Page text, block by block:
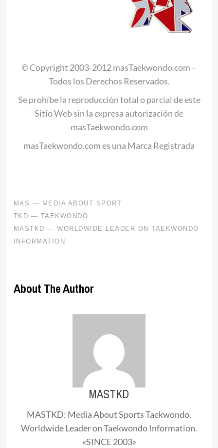
© Copyright 2003-2012 masTaekwondo.com –
Todos los Derechos Reservados.
Se prohíbe la reproducción total o parcial de este
Sitio Web sin la expresa autorización de
masTaekwondo.com
masTaekwondo.com es una Marca Registrada
About The Author
MASTKD
MASTKD: Media About Sports Taekwondo.
Worldwide Leader on Taekwondo Information.
«SINCE 2003»